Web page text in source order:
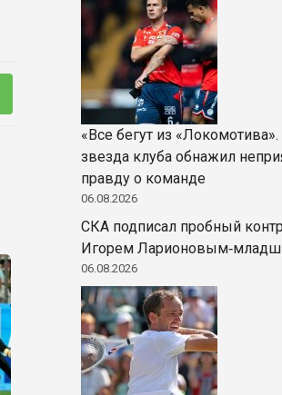
«Все бегут из
звезда клуба обнажил
правду о команде
06.08.2026
СКА подписал пробный
Игорем
06.08.2026